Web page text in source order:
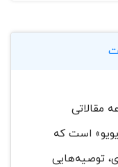
مقالاتی
است که
توصیه‌هایی